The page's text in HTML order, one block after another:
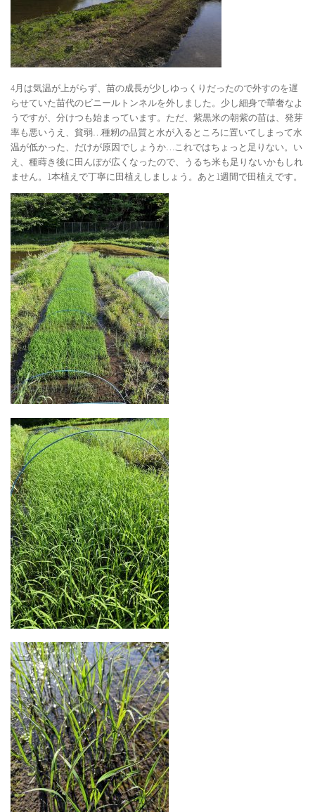
4月は気温が上がらず、苗の成長が少しゆっくりだったので外すのを遅
らせていた苗代のビニールトンネルを外しました。少し細身で華奢なよ
うですが、分けつも始まっています。ただ、紫黒米の朝紫の苗は、発芽
率も悪いうえ、貧弱…種籾の品質と水が入るところに置いてしまって水
温が低かった、だけが原因でしょうか…これではちょっと足りない。い
え、種蒔き後に田んぼが広くなったので、うるち米も足りないかもしれ
ません。1本植えで丁寧に田植えしましょう。あと1週間で田植えです。